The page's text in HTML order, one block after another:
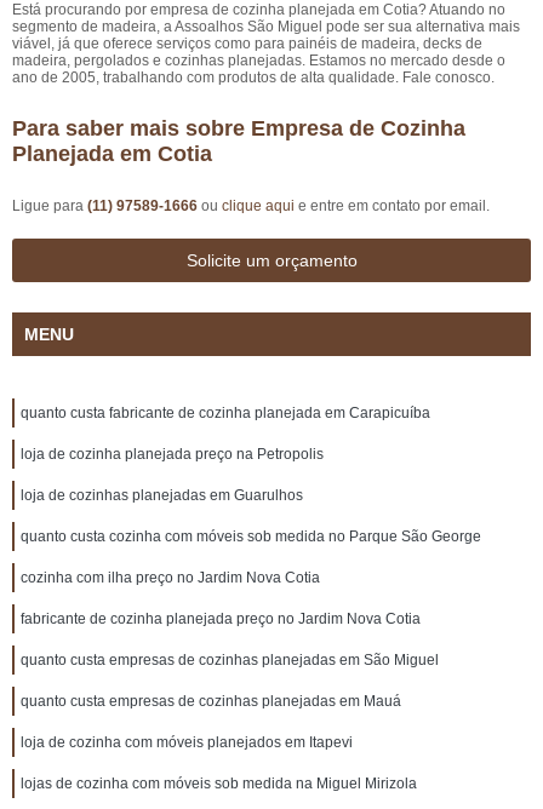
Está procurando por empresa de cozinha planejada em Cotia? Atuando no
segmento de madeira, a Assoalhos São Miguel pode ser sua alternativa mais
viável, já que oferece serviços como para painéis de madeira, decks de
madeira, pergolados e cozinhas planejadas. Estamos no mercado desde o
ano de 2005, trabalhando com produtos de alta qualidade. Fale conosco.
Para saber mais sobre Empresa de Cozinha
Planejada em Cotia
Ligue para (11) 97589-1666 ou clique aqui e entre em contato por email.
Solicite um orçamento
MENU
quanto custa fabricante de cozinha planejada em Carapicuíba
loja de cozinha planejada preço na Petropolis
loja de cozinhas planejadas em Guarulhos
quanto custa cozinha com móveis sob medida no Parque São George
cozinha com ilha preço no Jardim Nova Cotia
fabricante de cozinha planejada preço no Jardim Nova Cotia
quanto custa empresas de cozinhas planejadas em São Miguel
quanto custa empresas de cozinhas planejadas em Mauá
loja de cozinha com móveis planejados em Itapevi
lojas de cozinha com móveis sob medida na Miguel Mirizola